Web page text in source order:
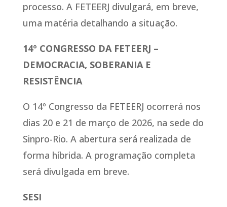
processo. A FETEERJ divulgará, em breve,
uma matéria detalhando a situação.
14º CONGRESSO DA FETEERJ –
DEMOCRACIA, SOBERANIA E
RESISTÊNCIA
O 14º Congresso da FETEERJ ocorrerá nos
dias 20 e 21 de março de 2026, na sede do
Sinpro-Rio. A abertura será realizada de
forma híbrida. A programação completa
será divulgada em breve.
SESI